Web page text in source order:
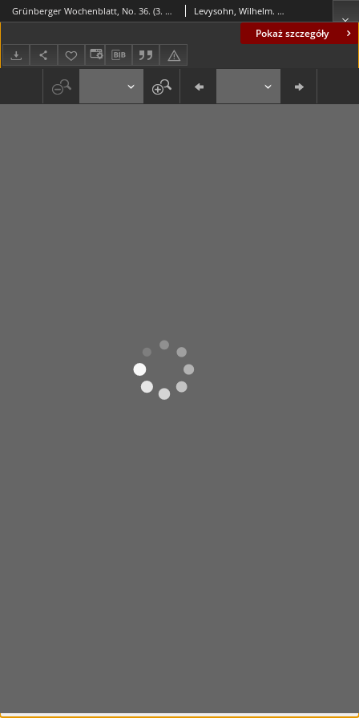
Pokaż szczegóły
Grünberger Wochenblatt, No. 36. (3. August 1843) Levysohn, Wilhelm. Red.